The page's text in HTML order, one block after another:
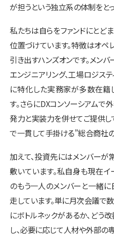
が担うという独立系の体制をと
私たちは自らをファンドにとど
位置づけています。特徴はオペ
引き出すハンズオンです。メン
エンジニアリング、工場ロジス
に特化した実務家が多数在籍
す。さらにDXコンソーシアム
発力と実装力を併せてご提供し
で一貫して手掛ける”総合商社
加えて、投資先にはメンバーが
敷いています。私自身も現在イ
のもう一人のメンバーと一緒
走しています。単に月次会議で
にボトルネックがあるか、どう
し、必要に応じて人材や外部の